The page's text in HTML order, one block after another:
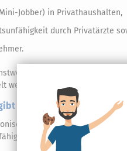
Jobber) in Privathaushalten,
durch Privatärzte
beim bisherigen
werden.
es trotzdem noch Papier
Meldeverfahrens für
erhalten, den sie etwa